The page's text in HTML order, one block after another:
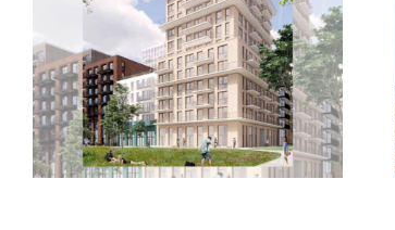
136 appartementen &
commerciële ruimtes
TROM te Hoofddorp